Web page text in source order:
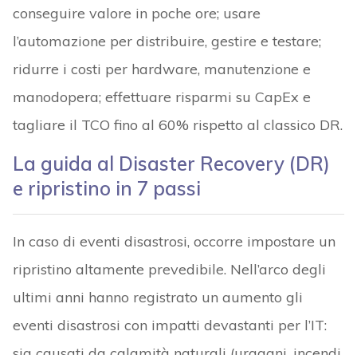
conseguire valore in poche ore; usare
l’automazione per distribuire, gestire e testare;
ridurre i costi per hardware, manutenzione e
manodopera; effettuare risparmi su CapEx e
tagliare il TCO fino al 60% rispetto al classico DR.
La guida al Disaster Recovery (DR)
e ripristino in 7 passi
In caso di eventi disastrosi, occorre impostare un
ripristino altamente prevedibile. Nell’arco degli
ultimi anni hanno registrato un aumento gli
eventi disastrosi con impatti devastanti per l’IT: